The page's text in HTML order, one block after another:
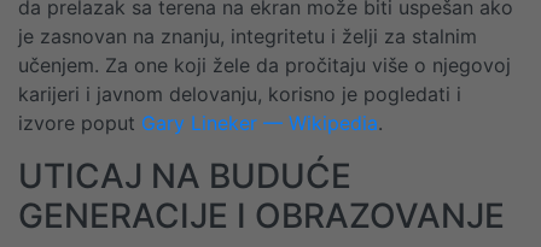
da prelazak sa terena na ekran može biti uspešan ako
je zasnovan na znanju, integritetu i želji za stalnim
učenjem. Za one koji žele da pročitaju više o njegovoj
karijeri i javnom delovanju, korisno je pogledati i
izvore poput Gary Lineker — Wikipedia.
UTICAJ NA BUDUĆE
GENERACIJE I OBRAZOVANJE